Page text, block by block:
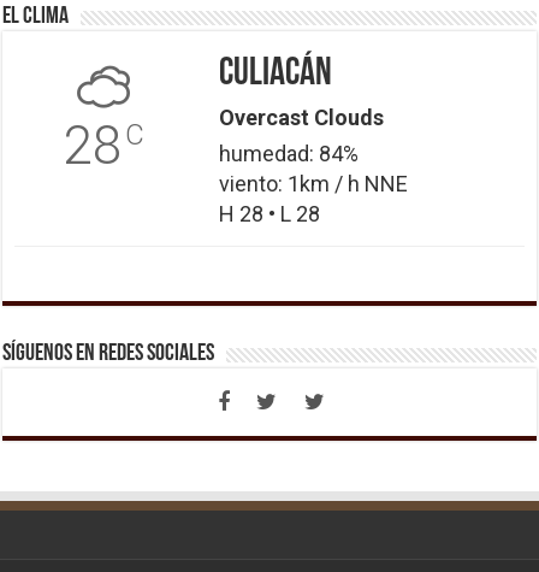
El Clima
28 C
Culiacán
Overcast Clouds
humedad: 84%
viento: 1km / h NNE
H 28 • L 28
Síguenos en Redes Sociales